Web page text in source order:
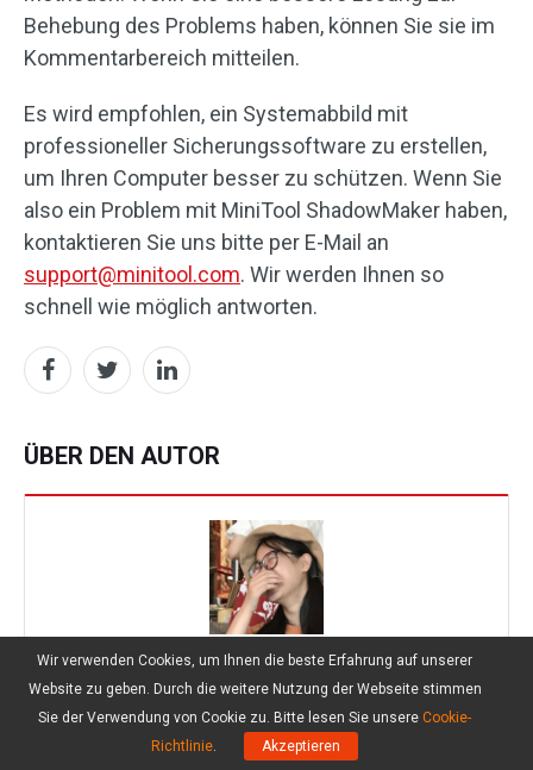
Behebung des Problems haben, können Sie sie im
Kommentarbereich mitteilen.
Es wird empfohlen, ein Systemabbild mit
professioneller Sicherungssoftware zu erstellen,
um Ihren Computer besser zu schützen. Wenn Sie
also ein Problem mit MiniTool ShadowMaker haben,
kontaktieren Sie uns bitte per E-Mail an
support@minitool.com. Wir werden Ihnen so
schnell wie möglich antworten.
ÜBER DEN AUTOR
Penny
Follow Us
Position: Kolumnistin
Wir verwenden Cookies, um Ihnen die beste Erfahrung auf unserer
Website zu geben. Durch die weitere Nutzung der Webseite stimmen
Sie der Verwendung von Cookie zu. Bitte lesen Sie unsere Cookie-
Richtlinie. Akzeptieren